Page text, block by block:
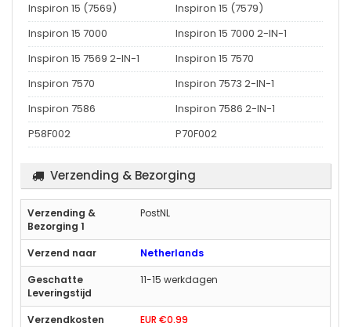
Inspiron 15 (7569)
Inspiron 15 (7579)
Inspiron 15 7000
Inspiron 15 7000 2-IN-1
Inspiron 15 7569 2-IN-1
Inspiron 15 7570
Inspiron 7570
Inspiron 7573 2-IN-1
Inspiron 7586
Inspiron 7586 2-IN-1
P58F002
P70F002
Verzending & Bezorging
PostNL
Netherlands
11-15 werkdagen
EUR €0.99